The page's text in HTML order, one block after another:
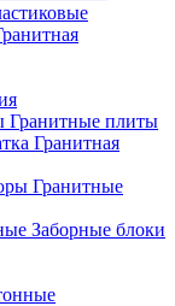
Гранитные плиты
Гранитная
Гранитные
Заборные блоки